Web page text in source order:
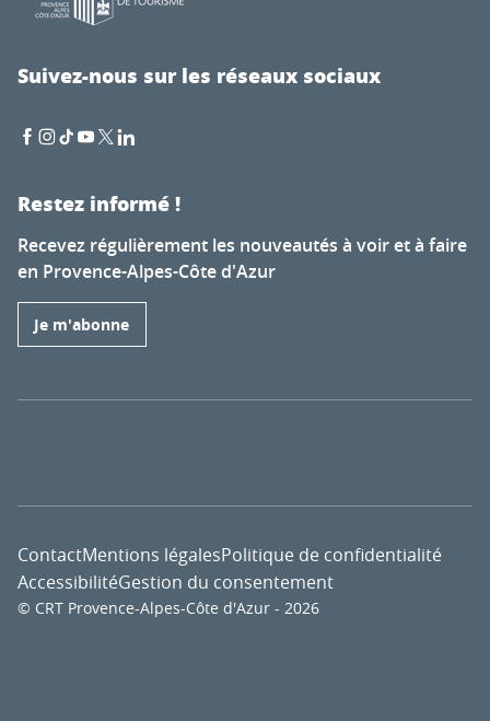
Suivez-nous sur les réseaux sociaux
Restez informé !
Recevez régulièrement les nouveautés à voir et à faire
en Provence-Alpes-Côte d'Azur
Je m'abonne
© CRT Provence-Alpes-Côte d'Azur - 2026
ContactMentions légalesPolitique de confidentialité
AccessibilitéGestion du consentement